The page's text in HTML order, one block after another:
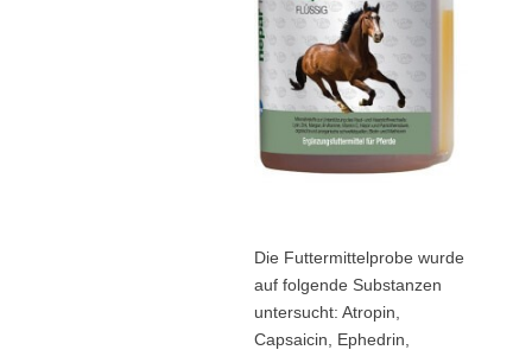
Die Futtermittelprobe wurde
auf folgende Substanzen
untersucht: Atropin,
Capsaicin, Ephedrin,